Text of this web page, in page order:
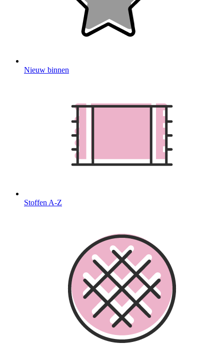
Nieuw binnen
Stoffen A-Z